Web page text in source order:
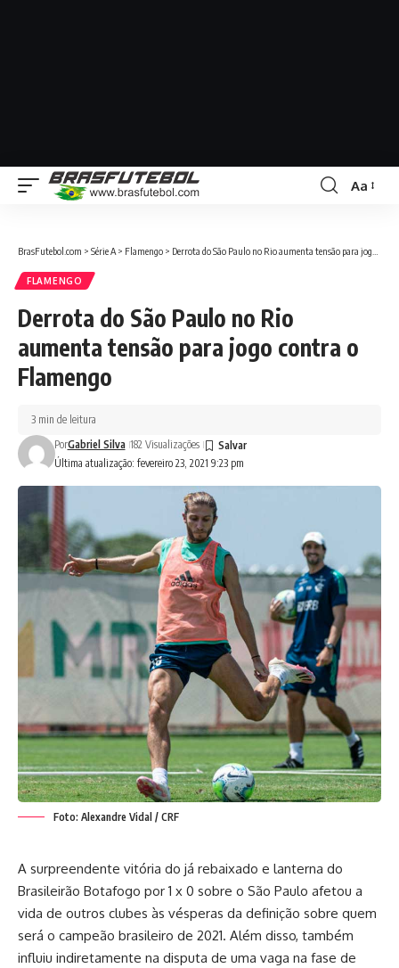
Aa
BrasFutebol.com > Série A > Flamengo > Derrota do São Paulo no Rio aumenta tensão para jogo contra o Flamengo
FLAMENGO
Derrota do São Paulo no Rio
aumenta tensão para jogo contra o
Flamengo
Última atualização: fevereiro 23, 2021 9:23 pm
PorGabriel Silva 182 Visualizações
3 min de leitura
Foto: Alexandre Vidal / CRF
A surpreendente vitória do já rebaixado e lanterna do
Brasileirão Botafogo por 1 x 0 sobre o São Paulo afetou a
vida de outros clubes às vésperas da definição sobre quem
será o campeão brasileiro de 2021. Além disso, também
influiu indiretamente na disputa de uma vaga na fase de